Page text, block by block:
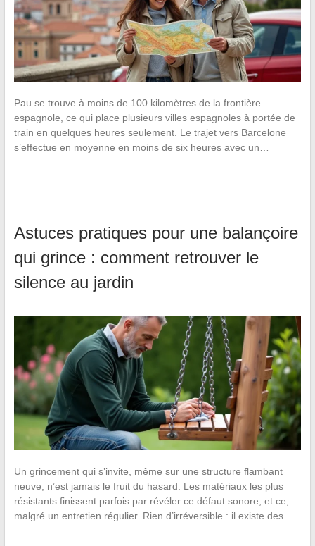
Pau se trouve à moins de 100 kilomètres de la frontière
espagnole, ce qui place plusieurs villes espagnoles à portée de
train en quelques heures seulement. Le trajet vers Barcelone
s’effectue en moyenne en moins de six heures avec un…
Astuces pratiques pour une balançoire
qui grince : comment retrouver le
silence au jardin
Un grincement qui s’invite, même sur une structure flambant
neuve, n’est jamais le fruit du hasard. Les matériaux les plus
résistants finissent parfois par révéler ce défaut sonore, et ce,
malgré un entretien régulier. Rien d’irréversible : il existe des…